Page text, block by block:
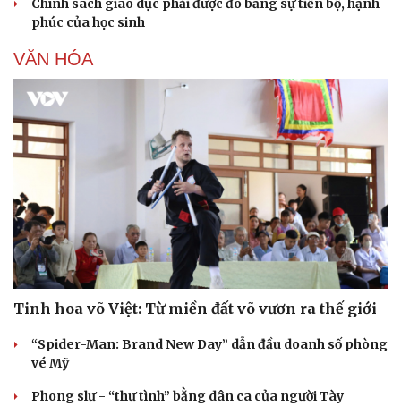
Tư vấn
Săn Tour
Câu chuyện thời sự
Hạt giống tâm hồn
Chính sách giáo dục phải được đo bằng sự tiến bộ, hạnh
phúc của học sinh
VĂN HÓA
Tinh hoa võ Việt: Từ miền đất võ vươn ra thế giới
“Spider-Man: Brand New Day” dẫn đầu doanh số phòng
vé Mỹ
Phong slư - “thư tình” bằng dân ca của người Tày